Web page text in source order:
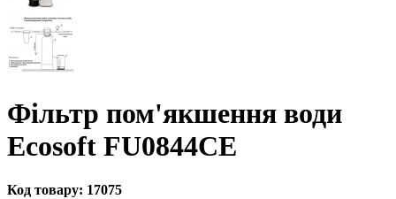
Фільтр пом'якшення води
Ecosoft FU0844CE
Код товару: 17075